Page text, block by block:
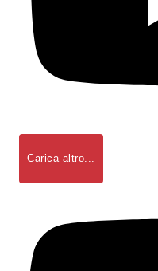
Carica altro...